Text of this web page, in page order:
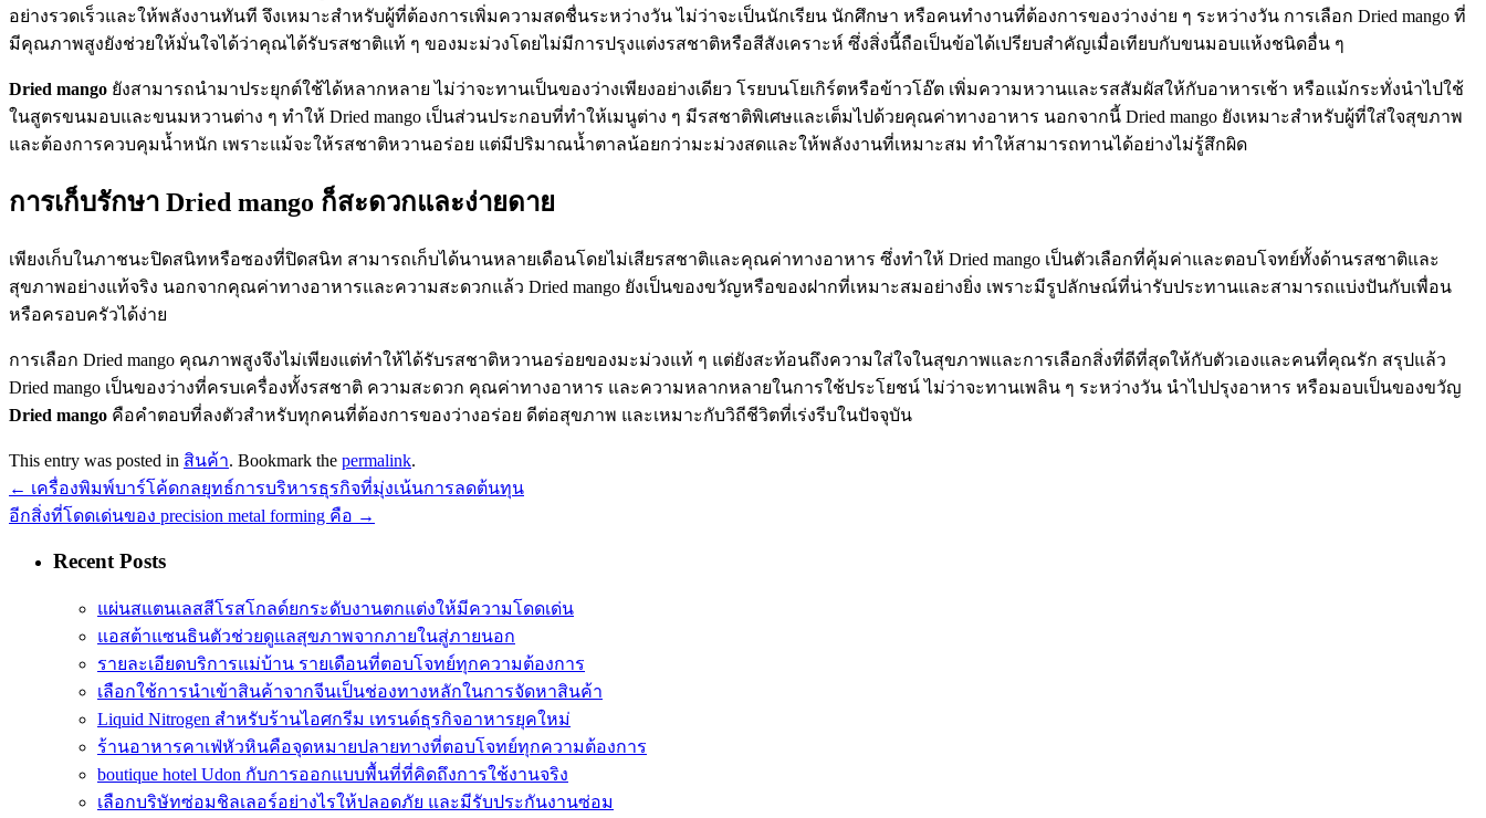
อย่างรวดเร็วและให้พลังงานทันที จึงเหมาะสำหรับผู้ที่ต้องการเพิ่มความสดชื่นระหว่างวัน ไม่ว่าจะเป็นนักเรียน นักศึกษา หรือคนทำงานที่ต้องการของว่างง่าย ๆ ระหว่างวัน การเลือก Dried mango ที่
มีคุณภาพสูงยังช่วยให้มั่นใจได้ว่าคุณได้รับรสชาติแท้ ๆ ของมะม่วงโดยไม่มีการปรุงแต่งรสชาติหรือสีสังเคราะห์ ซึ่งสิ่งนี้ถือเป็นข้อได้เปรียบสำคัญเมื่อเทียบกับขนมอบแห้งชนิดอื่น ๆ
Dried mango ยังสามารถนำมาประยุกต์ใช้ได้หลากหลาย ไม่ว่าจะทานเป็นของว่างเพียงอย่างเดียว โรยบนโยเกิร์ตหรือข้าวโอ๊ต เพิ่มความหวานและรสสัมผัสให้กับอาหารเช้า หรือแม้กระทั่งนำไปใช้
ในสูตรขนมอบและขนมหวานต่าง ๆ ทำให้ Dried mango เป็นส่วนประกอบที่ทำให้เมนูต่าง ๆ มีรสชาติพิเศษและเต็มไปด้วยคุณค่าทางอาหาร นอกจากนี้ Dried mango ยังเหมาะสำหรับผู้ที่ใส่ใจสุขภาพ
และต้องการควบคุมน้ำหนัก เพราะแม้จะให้รสชาติหวานอร่อย แต่มีปริมาณน้ำตาลน้อยกว่ามะม่วงสดและให้พลังงานที่เหมาะสม ทำให้สามารถทานได้อย่างไม่รู้สึกผิด
การเก็บรักษา Dried mango ก็สะดวกและง่ายดาย
เพียงเก็บในภาชนะปิดสนิทหรือซองที่ปิดสนิท สามารถเก็บได้นานหลายเดือนโดยไม่เสียรสชาติและคุณค่าทางอาหาร ซึ่งทำให้ Dried mango เป็นตัวเลือกที่คุ้มค่าและตอบโจทย์ทั้งด้านรสชาติและ
สุขภาพอย่างแท้จริง นอกจากคุณค่าทางอาหารและความสะดวกแล้ว Dried mango ยังเป็นของขวัญหรือของฝากที่เหมาะสมอย่างยิ่ง เพราะมีรูปลักษณ์ที่น่ารับประทานและสามารถแบ่งปันกับเพื่อน
หรือครอบครัวได้ง่าย
การเลือก Dried mango คุณภาพสูงจึงไม่เพียงแต่ทำให้ได้รับรสชาติหวานอร่อยของมะม่วงแท้ ๆ แต่ยังสะท้อนถึงความใส่ใจในสุขภาพและการเลือกสิ่งที่ดีที่สุดให้กับตัวเองและคนที่คุณรัก สรุปแล้ว
Dried mango เป็นของว่างที่ครบเครื่องทั้งรสชาติ ความสะดวก คุณค่าทางอาหาร และความหลากหลายในการใช้ประโยชน์ ไม่ว่าจะทานเพลิน ๆ ระหว่างวัน นำไปปรุงอาหาร หรือมอบเป็นของขวัญ
Dried mango คือคำตอบที่ลงตัวสำหรับทุกคนที่ต้องการของว่างอร่อย ดีต่อสุขภาพ และเหมาะกับวิถีชีวิตที่เร่งรีบในปัจจุบัน
This entry was posted in สินค้า. Bookmark the permalink.
← เครื่องพิมพ์บาร์โค้ดกลยุทธ์การบริหารธุรกิจที่มุ่งเน้นการลดต้นทุน
อีกสิ่งที่โดดเด่นของ precision metal forming คือ →
Recent Posts
แผ่นสแตนเลสสีโรสโกลด์ยกระดับงานตกแต่งให้มีความโดดเด่น
แอสต้าแซนธินตัวช่วยดูแลสุขภาพจากภายในสู่ภายนอก
รายละเอียดบริการแม่บ้าน รายเดือนที่ตอบโจทย์ทุกความต้องการ
เลือกใช้การนำเข้าสินค้าจากจีนเป็นช่องทางหลักในการจัดหาสินค้า
Liquid Nitrogen สำหรับร้านไอศกรีม เทรนด์ธุรกิจอาหารยุคใหม่
ร้านอาหารคาเฟ่หัวหินคือจุดหมายปลายทางที่ตอบโจทย์ทุกความต้องการ
boutique hotel Udon กับการออกแบบพื้นที่ที่คิดถึงการใช้งานจริง
เลือกบริษัทซ่อมชิลเลอร์อย่างไรให้ปลอดภัย และมีรับประกันงานซ่อม